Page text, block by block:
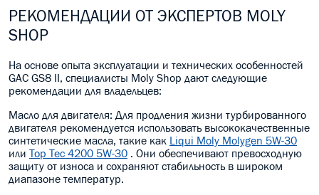
РЕКОМЕНДАЦИИ ОТ ЭКСПЕРТОВ MOLY
SHOP
На основе опыта эксплуатации и технических особенностей
GAC GS8 II, специалисты Moly Shop дают следующие
рекомендации для владельцев:
Масло для двигателя: Для продления жизни турбированного
двигателя рекомендуется использовать высококачественные
синтетические масла, такие как Liqui Moly Molygen 5W-30
или Top Tec 4200 5W-30 . Они обеспечивают превосходную
защиту от износа и сохраняют стабильность в широком
диапазоне температур.